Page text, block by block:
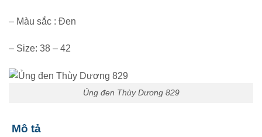
– Màu sắc : Đen
– Size: 38 – 42
Ủng đen Thùy Dương 829
Mô tả